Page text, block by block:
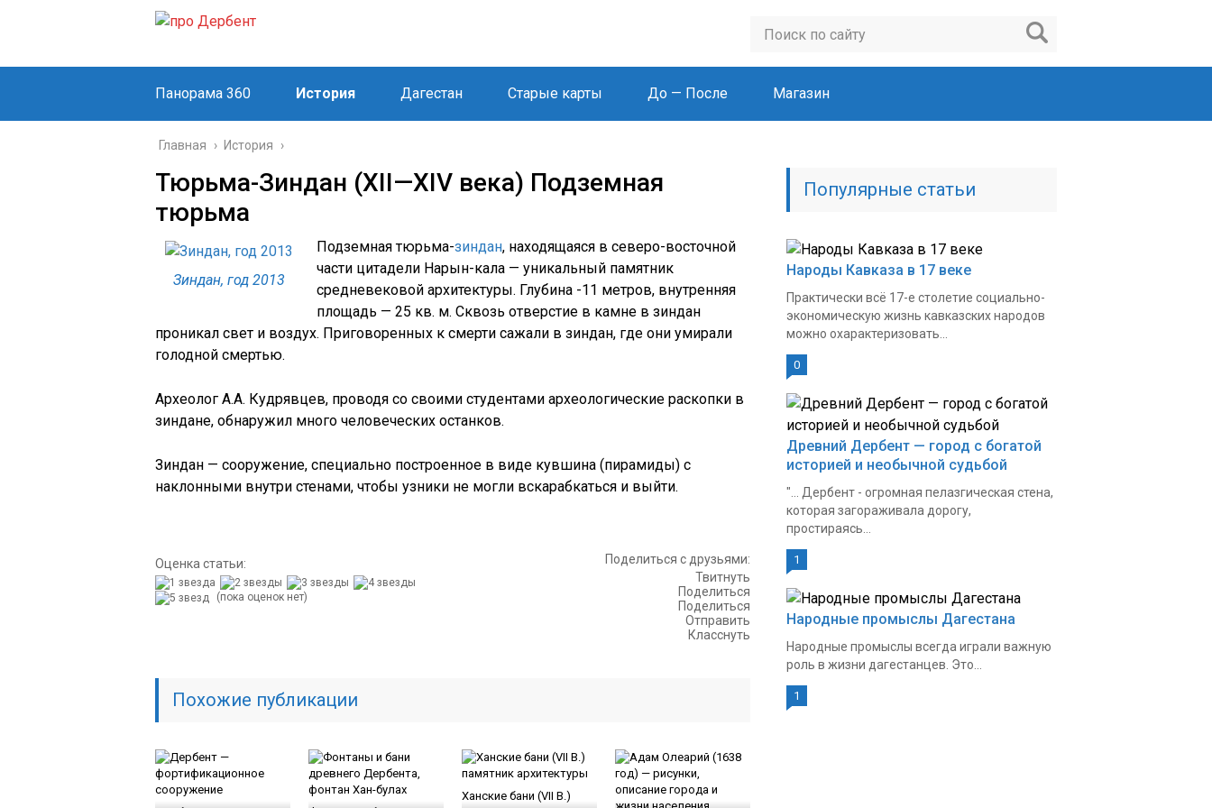
Панорама 360 История Дагестан Старые карты До — После Магазин
Главная › История ›
Тюрьма-Зиндан (XII—XIV века) Подземная
тюрьма
Зиндан, год 2013
Подземная тюрьма-зиндан, находящаяся в северо-восточной
части цитадели Нарын-кала — уникальный памятник
средневековой архитектуры. Глубина -11 метров, внутренняя
площадь — 25 кв. м. Сквозь отверстие в камне в зиндан
проникал свет и воздух. Приговоренных к смерти сажали в зиндан, где они умирали
голодной смертью.
Археолог А.А. Кудрявцев, проводя со своими студентами археологические раскопки в
зиндане, обнаружил много человеческих останков.
Зиндан — сооружение, специально построенное в виде кувшина (пирамиды) с
наклонными внутри стенами, чтобы узники не могли вскарабкаться и выйти.
Оценка статьи:
(пока оценок нет)
Поделиться с друзьями:
Твитнуть
Поделиться
Поделиться
Отправить
Класснуть
Похожие публикации
Ханские бани (VII В.)
Популярные статьи
Народы Кавказа в 17 веке
Практически всё 17-е столетие социально-
экономическую жизнь кавказских народов
можно охарактеризовать...
0
Древний Дербент — город с богатой
историей и необычной судьбой
"... Дербент - огромная пелазгическая стена,
которая загораживала дорогу,
простираясь...
1
Народные промыслы Дагестана
Народные промыслы всегда играли важную
роль в жизни дагестанцев. Это...
1